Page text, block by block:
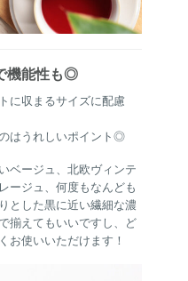
機能性も◎
に収まるサイズに配慮
はうれしいポイント◎
ベージュ、北欧ヴィンテ
ージュ、何度もなんども
とした黒に近い繊細な濃
揃えてもいいですし、ど
お使いいただけます！